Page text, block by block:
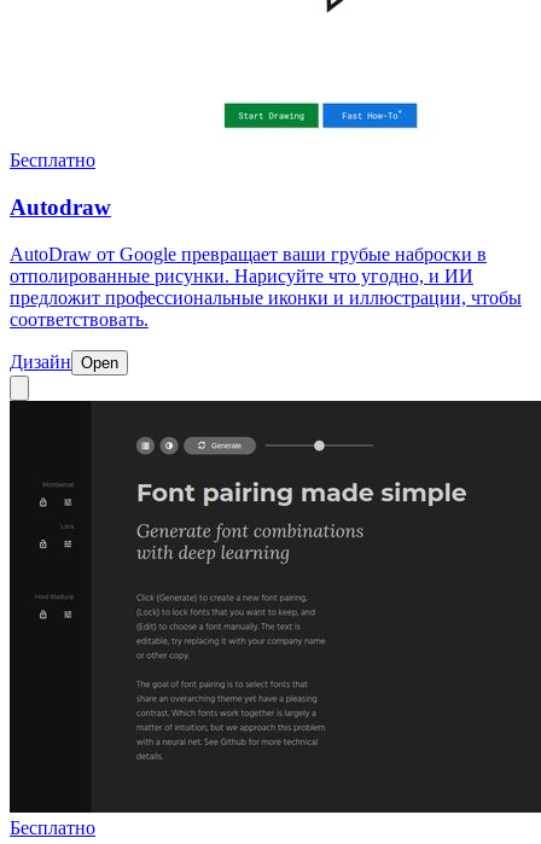
Бесплатно
Autodraw
AutoDraw от Google превращает ваши грубые наброски в
отполированные рисунки. Нарисуйте что угодно, и ИИ
предложит профессиональные иконки и иллюстрации, чтобы
соответствовать.
Дизайн Open
Бесплатно